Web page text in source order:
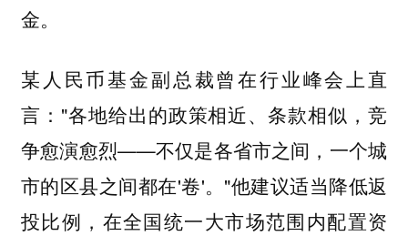
金。
某人民币基金副总裁曾在行业峰会上直
言："各地给出的政策相近、条款相似，竞
争愈演愈烈——不仅是各省市之间，一个城
市的区县之间都在'卷'。"他建议适当降低返
投比例，在全国统一大市场范围内配置资